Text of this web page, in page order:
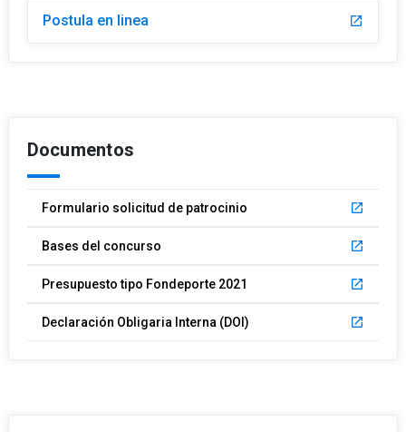
Postula en linea launch
Documentos
Formulario solicitud de patrocinio launch
Bases del concurso launch
Presupuesto tipo Fondeporte 2021 launch
Declaración Obligaria Interna (DOI) launch